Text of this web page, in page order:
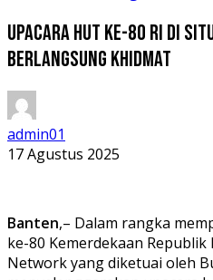
Upacara HUT ke-80 RI di
Berlangsung Khidmat
admin01
17 Agustus 2025
Banten,– Dalam rangka
ke-80 Kemerdekaan
Network yang diketuai oleh